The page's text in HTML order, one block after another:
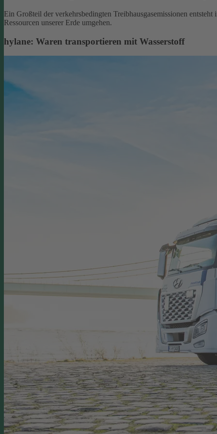
Ein Großteil der verkehrsbedingten Treibhausgasemissionen
Ressourcen unserer Erde umgehen.
hylane: Waren transportieren mit Wasserstoff